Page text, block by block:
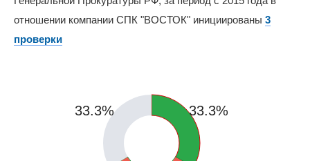
отношении компании СПК "ВОСТОК" инициированы 3
проверки
33.3%
33.3%